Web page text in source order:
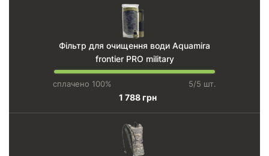
Фільтр для очищення води Aquamira
frontier PRO military
сплачено 100% 5/5 шт.
1 788 грн